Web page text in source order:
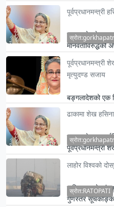
पूर्वप्रधानमन्त्री
बङ्गलादेशले
मानवताविरुद्धको
पूर्वप्रधानमन्त्री
मृत्युदण्ड सजाय
बङ्गलादेशको एक
शेख हसिनालाई
क्र…
ढाकामा शेख
बङ्गलादेश
पूर्वप्रधानमन्त्री
लाहोर विश्वको
पाकिस्तानको
गुणस्तर सूचकाङ्क
स्रोत:RATOPATI